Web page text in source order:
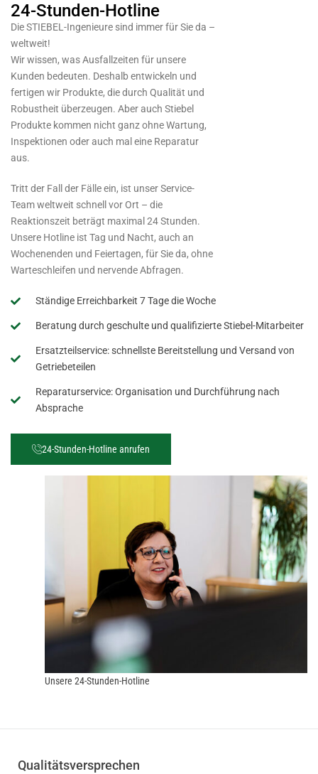
24-Stunden-Hotline
Die STIEBEL-Ingenieure sind immer für Sie da –
weltweit!
Wir wissen, was Ausfallzeiten für unsere
Kunden bedeuten. Deshalb entwickeln und
fertigen wir Produkte, die durch Qualität und
Robustheit überzeugen. Aber auch Stiebel
Produkte kommen nicht ganz ohne Wartung,
Inspektionen oder auch mal eine Reparatur
aus.
Tritt der Fall der Fälle ein, ist unser Service-
Team weltweit schnell vor Ort – die
Reaktionszeit beträgt maximal 24 Stunden.
Unsere Hotline ist Tag und Nacht, auch an
Wochenenden und Feiertagen, für Sie da, ohne
Warteschleifen und nervende Abfragen.
Ständige Erreichbarkeit 7 Tage die Woche
Beratung durch geschulte und qualifizierte Stiebel-Mitarbeiter
Ersatzteilservice: schnellste Bereitstellung und Versand von
Getriebeteilen
Reparaturservice: Organisation und Durchführung nach
Absprache
24-Stunden-Hotline anrufen
Unsere 24-Stunden-Hotline
Qualitätsversprechen